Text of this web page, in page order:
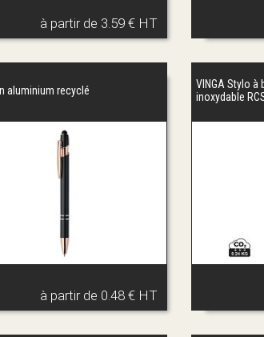
à partir de 3.59 € HT
aluminium recyclé
à partir de 0.48 € HT
VINGA Stylo à
inoxydable